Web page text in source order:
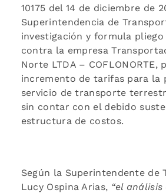
10175 del 14 de diciembre de
Superintendencia de
investigación y formula pliego
contra la empresa
Norte LTDA – COFLONORTE,
incremento de tarifas para la
servicio de transporte
sin contar con el debido
estructura de costos.
Según la Superintendente de
Lucy Ospina Arias, “el